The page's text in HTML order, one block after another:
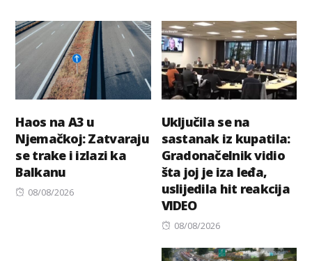
Haos na A3 u
Njemačkoj: Zatvaraju
se trake i izlazi ka
Balkanu
Posted
08/08/2026
Uključila se na
sastanak iz kupatila:
Gradonačelnik vidio
šta joj je iza leđa,
uslijedila hit reakcija
VIDEO
Posted
08/08/2026